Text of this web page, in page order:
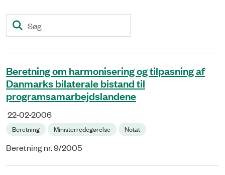
Beretning om harmonisering og tilpasning af
Danmarks bilaterale bistand til
programsamarbejdslandene
22-02-2006
Beretning Ministerredegørelse Notat
Beretning nr. 9/2005